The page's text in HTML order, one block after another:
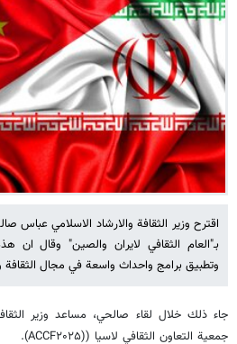
بـ"العام الثقافي لايران والصين" وقال ان
وتطبيق برامج واحداث واسعة في مجال الثقافة
جاء ذلك خلال لقاء صالحي، مساعد وزير
جمعية التعاون الثقافي لاسيا ((ACCF۲۰۲۵).